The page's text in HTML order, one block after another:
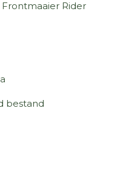
Rider
bestand